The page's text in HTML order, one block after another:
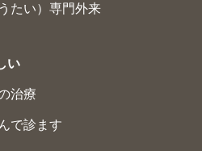
たい）専門外来
い
治療
で診ます